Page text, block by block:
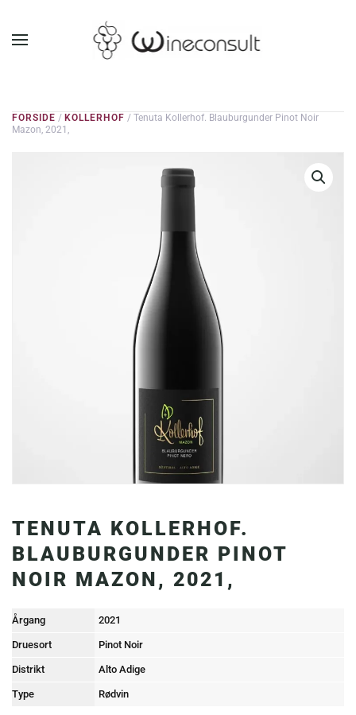
GÅ TIL HOVEDINDHOLD
FORSIDE / KOLLERHOF / Tenuta Kollerhof. Blauburgunder Pinot Noir
Mazon, 2021,
TENUTA KOLLERHOF.
BLAUBURGUNDER PINOT
NOIR MAZON, 2021,
Årgang 2021
Druesort Pinot Noir
Distrikt Alto Adige
Type Rødvin